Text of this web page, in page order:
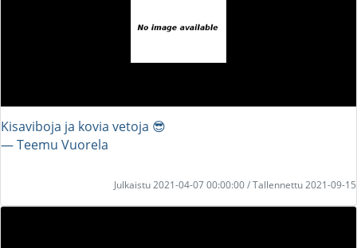
Kisaviboja ja kovia vetoja 😎
― Teemu Vuorela
Julkaistu 2021-04-07 00:00:00 / Tallennettu 2021-09-15